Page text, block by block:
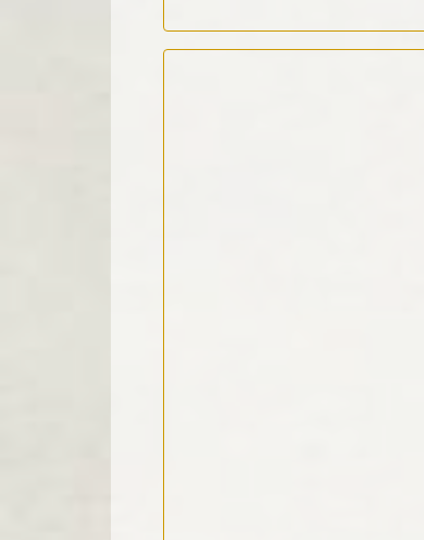
Kommentar Text